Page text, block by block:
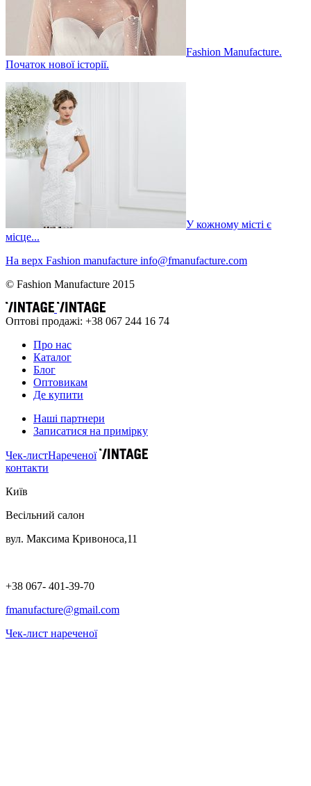
Fashion Manufacture.
Початок нової історії.
​У кожному місті є
місце...
На верх Fashion manufacture info@fmanufacture.com
© Fashion Manufacture 2015
Оптові продажі: +38 067 244 16 74
Про нас
Каталог
Блог
Оптовикам
Де купити
Наші партнери
Записатися на примірку
Чек-листНареченої
контакти
Київ
Весільний салон
вул. Максима Кривоноса,11
+38 067- 401-39-70
fmanufacture@gmail.com
Чек-лист нареченої